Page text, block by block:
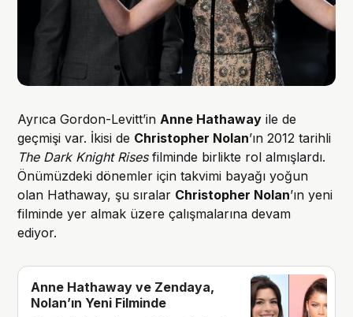
Ayrıca Gordon-Levitt’in Anne Hathaway ile de
geçmişi var. İkisi de Christopher Nolan’ın 2012 tarihli
The Dark Knight Risesfilminde birlikte rol almışlardı.
Önümüzdeki dönemler için takvimi bayağı yoğun
olan Hathaway, şu sıralar Christopher Nolan’ın yeni
filminde yer almak üzere çalışmalarına devam
ediyor.
Anne Hathaway ve Zendaya,
Nolan’ın Yeni Filminde